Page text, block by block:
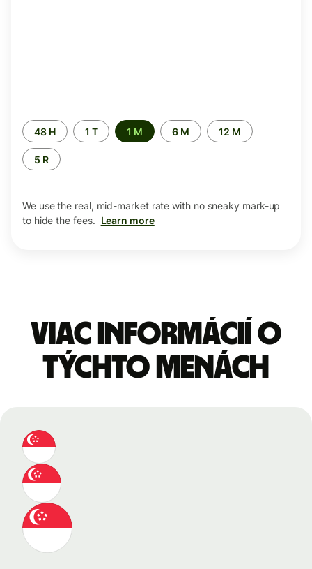
Time
period
48 H 1 T 1 M 6 M 12 M
5 R
We use the real, mid-market rate with no sneaky mark-up
to hide the fees. Learn more
Viac informácií o
týchto menách